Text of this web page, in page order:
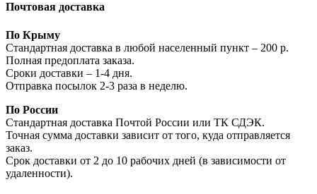
Почтовая доставка
По Крыму
Стандартная доставка в любой населенный пункт – 200 р.
Полная предоплата заказа.
Сроки доставки – 1-4 дня.
Отправка посылок 2-3 раза в неделю.
По России
Стандартная доставка Почтой России или ТК СДЭК.
Точная сумма доставки зависит от того, куда отправляется
заказ.
Срок доставки от 2 до 10 рабочих дней (в зависимости от
удаленности).